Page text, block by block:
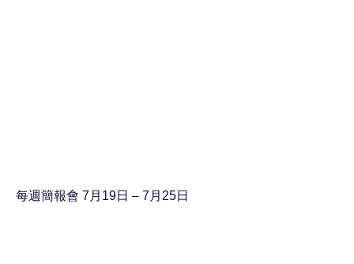
每週簡報會 7月19日 – 7月25日